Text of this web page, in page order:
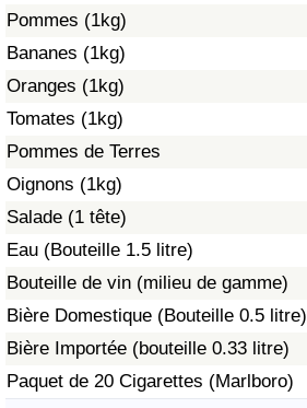
Pommes (1kg)
Bananes (1kg)
Oranges (1kg)
Tomates (1kg)
Pommes de Terres
Oignons (1kg)
Salade (1 tête)
Eau (Bouteille 1.5 litre)
Bouteille de vin (milieu de gamme)
Bière Domestique (Bouteille 0.5 litre)
Bière Importée (bouteille 0.33 litre)
Paquet de 20 Cigarettes (Marlboro)
Indice de pollution
Indice de Pollution par Pays
Trafic
Indice de Trafic
Indice de Trafic (Actuel)
Indice de Trafic par Pays